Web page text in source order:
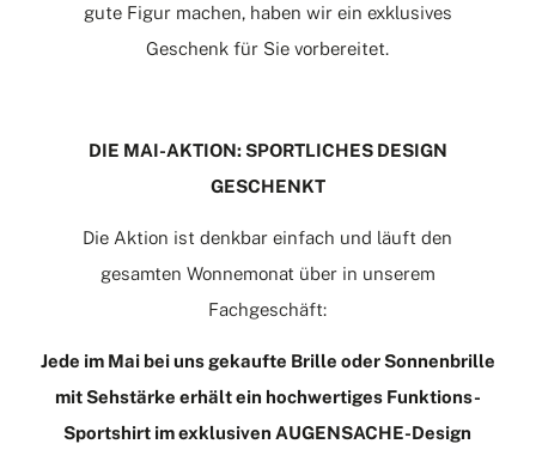
gute Figur machen, haben wir ein exklusives
Geschenk für Sie vorbereitet.
DIE MAI-AKTION: SPORTLICHES DESIGN
GESCHENKT
Die Aktion ist denkbar einfach und läuft den
gesamten Wonnemonat über in unserem
Fachgeschäft:
Jede im Mai bei uns gekaufte Brille oder Sonnenbrille
mit Sehstärke erhält ein hochwertiges Funktions-
Sportshirt im exklusiven AUGENSACHE-Design